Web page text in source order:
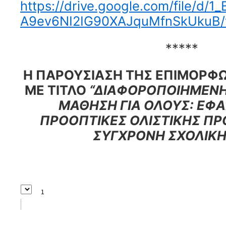
https://drive.google.com/file/d/
*****
Η ΠΑΡΟΥΣΙΑΣΗ ΤΗΣ
ΜΕ ΤΙΤΛΟ
ΜΑΘΗΣΗ ΓΙΑ ΟΛΟΥΣ:
ΠΡΟΟΠΤΙΚΕΣ ΟΛΙΣΤΙΚΗΣ
ΣΥΓΧΡΟΝΗ